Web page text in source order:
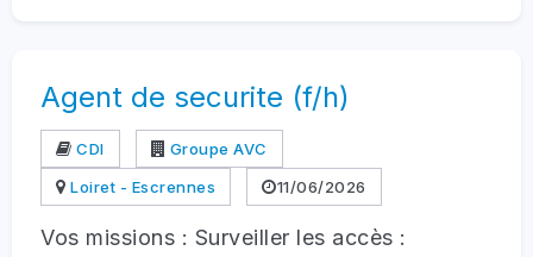
Agent de securite (f/h)
CDI
Groupe AVC
Loiret - Escrennes
11/06/2026
Vos missions : Surveiller les accès :